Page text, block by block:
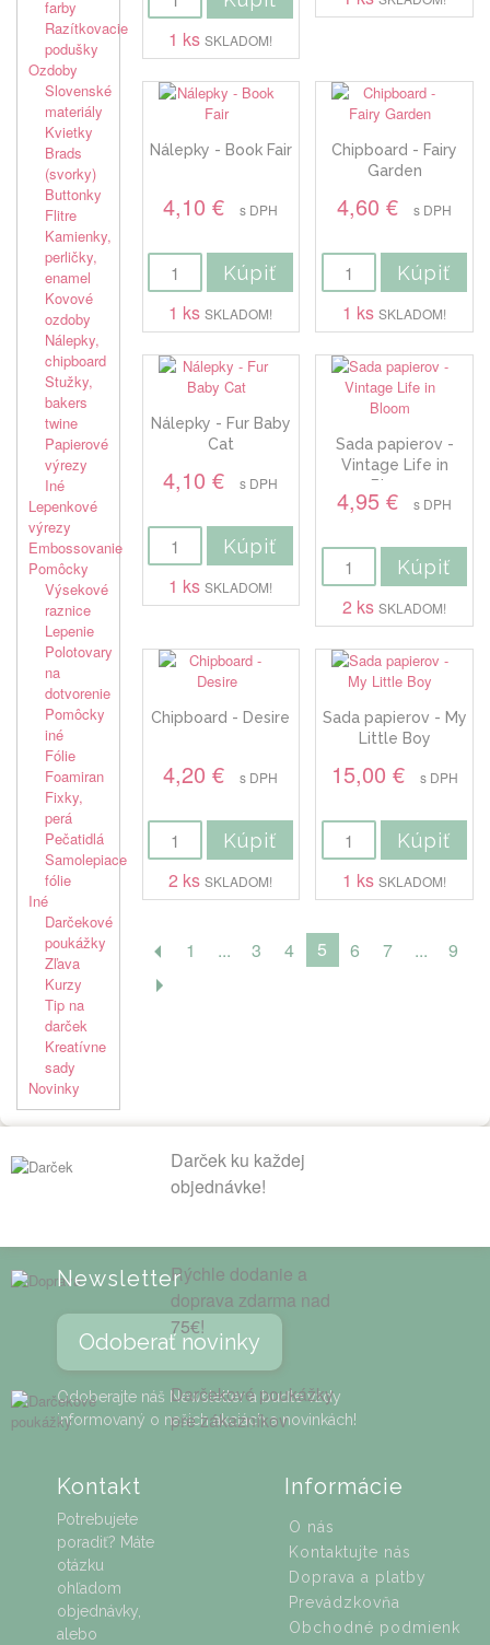
1 ksSKLADOM!
Nálepky - Book Fair
4,10 € s DPH
Kúpiť
1 ksSKLADOM!
Chipboard - Fairy
Garden
4,60 € s DPH
Kúpiť
1 ksSKLADOM!
Nálepky - Fur Baby
Cat
4,10 € s DPH
Kúpiť
1 ksSKLADOM!
Sada papierov -
Vintage Life in
Bloom
4,95 € s DPH
Kúpiť
2 ksSKLADOM!
Chipboard - Desire
4,20 € s DPH
Kúpiť
2 ksSKLADOM!
Sada papierov - My
Little Boy
15,00 € s DPH
Kúpiť
1 ksSKLADOM!
1 ... 3 4 5 6 7 ... 9
farby
Razítkovacie
podušky
Ozdoby
Slovenské
materiály
Kvietky
Brads
(svorky)
Buttonky
Flitre
Kamienky,
perličky,
enamel
Kovové
ozdoby
Nálepky,
chipboard
Stužky,
bakers
twine
Papierové
výrezy
Iné
Lepenkové
výrezy
Embossovanie
Pomôcky
Výsekové
raznice
Lepenie
Polotovary
na
dotvorenie
Pomôcky
iné
Fólie
Foamiran
Fixky,
perá
Pečatidlá
Samolepiace
fólie
Iné
Darčekové
poukážky
Zľava
Kurzy
Tip na
darček
Kreatívne
sady
Novinky
Darček ku každej
objednávke!
Rýchle dodanie a
doprava zdarma nad
75€!
Darčekové poukážky
pre zákazníkov
Newsletter
Odoberať novinky
Odoberajte náš Newsletter a buďte vždy
informovaný o našich akciách a novinkách!
Informácie
O nás
Kontaktujte nás
Doprava a platby
Prevádzkovňa
Obchodné podmienk
Kontakt
Potrebujete
poradiť? Máte
otázku
ohľadom
objednávky,
alebo